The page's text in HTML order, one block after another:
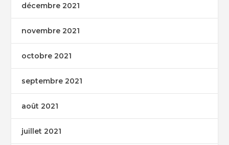
décembre 2021
novembre 2021
octobre 2021
septembre 2021
août 2021
juillet 2021